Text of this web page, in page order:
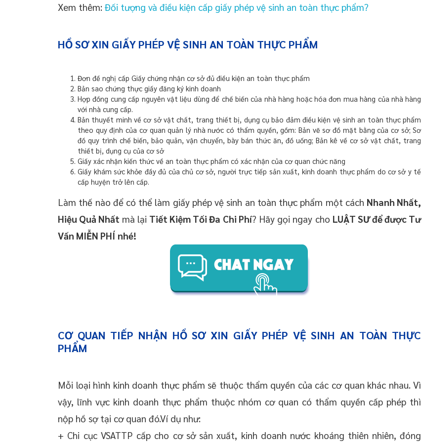
Xem thêm:Đối tượng và điều kiện cấp giấy phép vệ sinh an toàn thực phẩm?
HỒ SƠ XIN GIẤY PHÉP VỆ SINH AN TOÀN THỰC PHẨM
Đơn đề nghị cấp Giấy chứng nhận cơ sở đủ điều kiện an toàn thực phẩm
Bản sao chứng thực giấy đăng ký kinh doanh
Hợp đồng cung cấp nguyên vật liệu dùng để chế biến của nhà hàng hoặc hóa đơn mua hàng của nhà hàng
với nhà cung cấp.
Bản thuyết minh về cơ sở vật chất, trang thiết bị, dụng cụ bảo đảm điều kiện vệ sinh an toàn thực phẩm
theo quy định của cơ quan quản lý nhà nước có thẩm quyền, gồm: Bản vẽ sơ đồ mặt bằng của cơ sở; Sơ
đồ quy trình chế biến, bảo quản, vận chuyển, bày bán thức ăn, đồ uống; Bản kê về cơ sở vật chất, trang
thiết bị, dụng cụ của cơ sở
Giấy xác nhận kiến thức về an toàn thực phẩm có xác nhận của cơ quan chức năng
Giấy khám sức khỏe đầy đủ của chủ cơ sở, người trực tiếp sản xuất, kinh doanh thực phẩm do cơ sở y tế
cấp huyện trở lên cấp.
Làm thế nào để có thể làm giấy phép vệ sinh an toàn thực phẩm một cách Nhanh Nhất,
Hiệu Quả Nhất mà lại Tiết Kiệm Tối Đa Chi Phí? Hãy gọi ngay cho LUẬT SƯ để được Tư
Vấn MIỄN PHÍ nhé!
CƠ QUAN TIẾP NHẬN HỒ SƠ XIN GIẤY PHÉP VỆ SINH AN TOÀN THỰC
PHẨM
Mỗi loại hình kinh doanh thực phẩm sẽ thuộc thẩm quyền của các cơ quan khác nhau. Vì
vậy, lĩnh vực kinh doanh thực phẩm thuộc nhóm cơ quan có thẩm quyền cấp phép thì
nộp hồ sợ tại cơ quan đó.Ví dụ như:
+ Chi cục VSATTP cấp cho cơ sở sản xuất, kinh doanh nước khoáng thiên nhiên, đóng